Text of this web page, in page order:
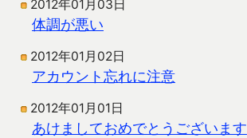
2012年01月03日
体調が悪い
2012年01月02日
アカウント忘れに注意
2012年01月01日
あけましておめでとうございます